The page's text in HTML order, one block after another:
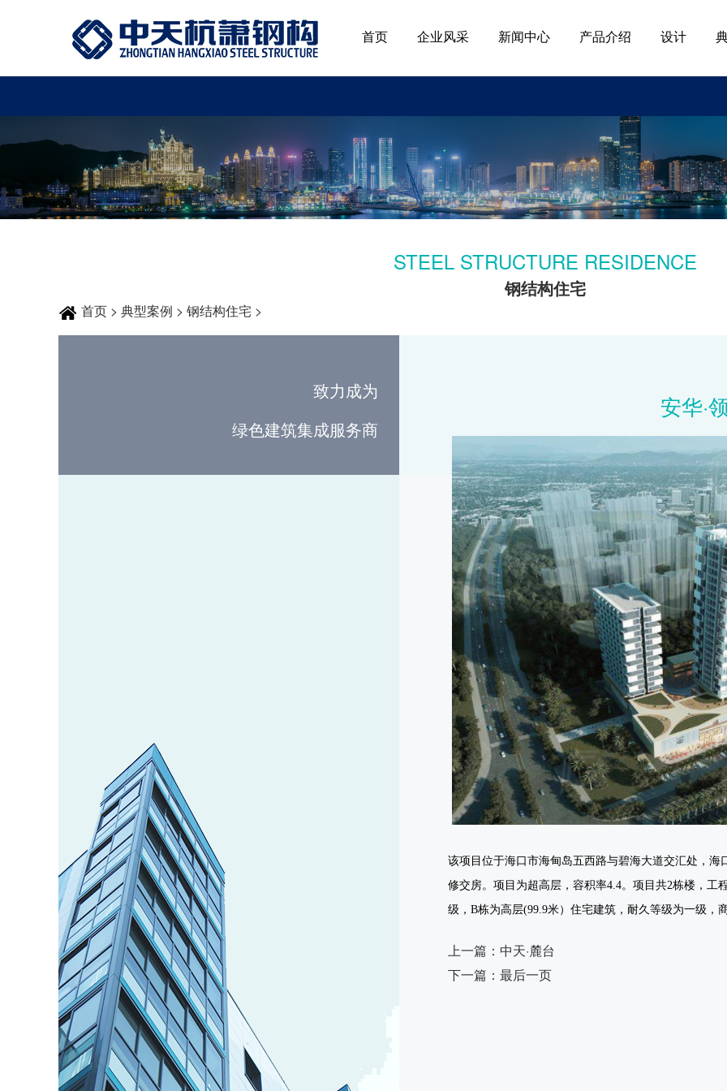
首页 企业风采 新闻中心 产品介绍 设计
STEEL STRUCTURE RESIDENCE
钢结构住宅
首页 > 典型案例 > 钢结构住宅 >
致力成为
绿色建筑集成服务商
安华·
该项目位于海口市海甸岛五西路与碧海大道交汇处，
修交房。项目为超高层，容积率4.4。项目共2栋楼，工
级， B栋为高层(99.9米）住宅建筑，耐久等级为一级，
上一篇： 中天·麓台
下一篇： 最后一页